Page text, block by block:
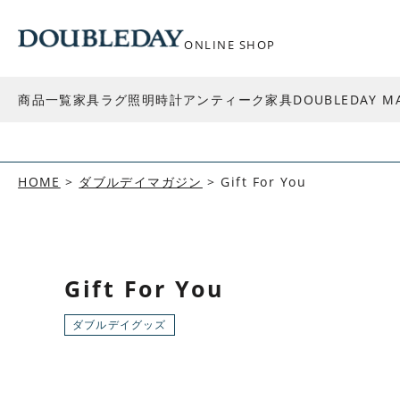
ONLINE SHOP
商品一覧家具ラグ照明時計アンティーク家具DOUBLEDAY
HOME ダブルデイマガジン Gift For You
Gift For You
ダブルデイグッズ